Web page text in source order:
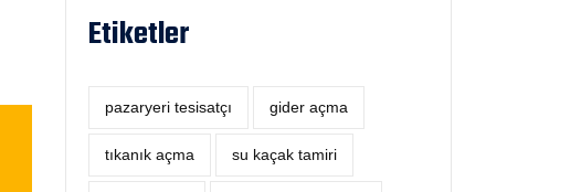
Etiketler
pazaryeri tesisatçı ‎gider açma
tıkanık açma su kaçak tamiri